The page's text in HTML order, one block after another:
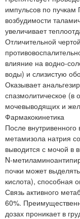
импульсов по
возбудимости
увеличивает
Отличительной
влияние на водно-
воды) и слизистую
Оказывает
спазмолитическое (в
мочевыводящих и
Фармакокинетика
После
метамизола натрия
выводится с мочой в
N-
почки может
кислота), способная
Связь активного
60%.
дозах проникает в